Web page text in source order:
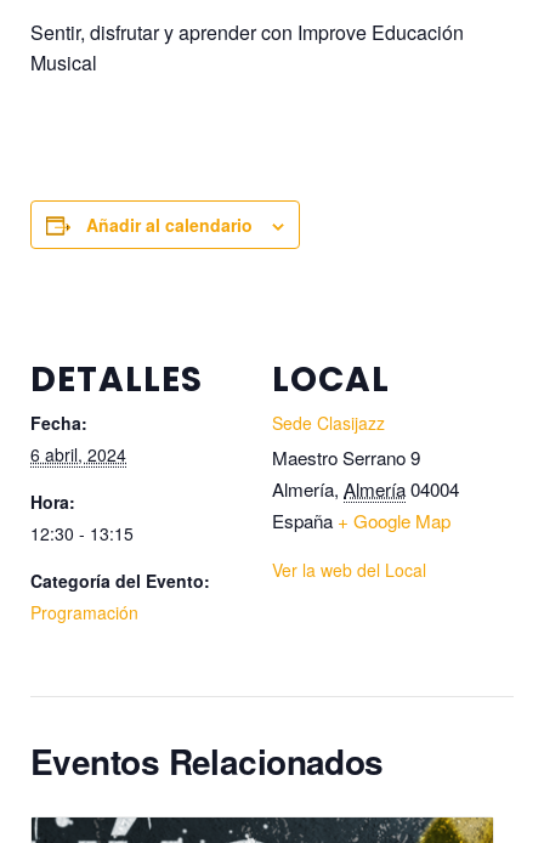
Sentir, disfrutar y aprender con Improve Educación
Musical
Añadir al calendario
DETALLES
Fecha:
6 abril, 2024
Hora:
12:30 - 13:15
Categoría del Evento:
Programación
LOCAL
Sede Clasijazz
Maestro Serrano 9
Almería, Almería04004
España + Google Map
Ver la web del Local
Eventos Relacionados